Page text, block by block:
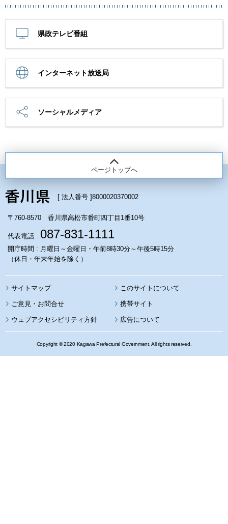
県政テレビ番組
インターネット放送局
ソーシャルメディア
ページトップへ
[ 法人番号 ]8000020370002
〒760-8570 香川県高松市番町四丁目1番10号
代表電話 : 087-831-1111
開庁時間 : 月曜日～金曜日・午前8時30分～午後5時15分
（休日・年末年始を除く）
サイトマップ このサイトについて
携帯サイト
ウェブアクセシビリティ方針 広告について
Copyright © 2020 Kagawa Prefectural Government. All rights reserved.